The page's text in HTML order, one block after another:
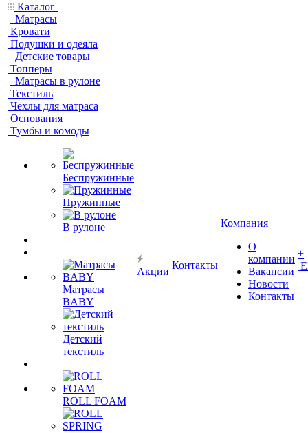
Каталог
Матрасы
Кровати
Подушки и одеяла
Детские товары
Топперы
Матрасы в рулоне
Текстиль
Чехлы для матраса
Основания
Тумбы и комоды
Беспружинные
Пружинные
В рулоне
Матрасы
BABY
Детский
текстиль
ROLL FOAM
Акции
Контакты
Компания
О
компании
Вакансии
Новости
Контакты
+